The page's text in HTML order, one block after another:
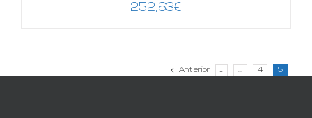
252,63€
Anterior 1 … 4 5